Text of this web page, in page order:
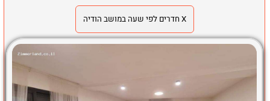
X חדרים לפי שעה במושב הודיה